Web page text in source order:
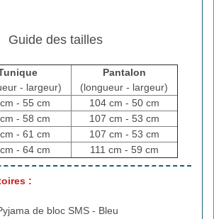
Guide des tailles
- largeur)
Pantalon
(longueur - largeur)
- 55 cm
104 cm - 50 cm
- 58 cm
107 cm - 53 cm
- 61 cm
107 cm - 53 cm
- 64 cm 111 cm - 59 cm
:
de bloc SMS - Bleu